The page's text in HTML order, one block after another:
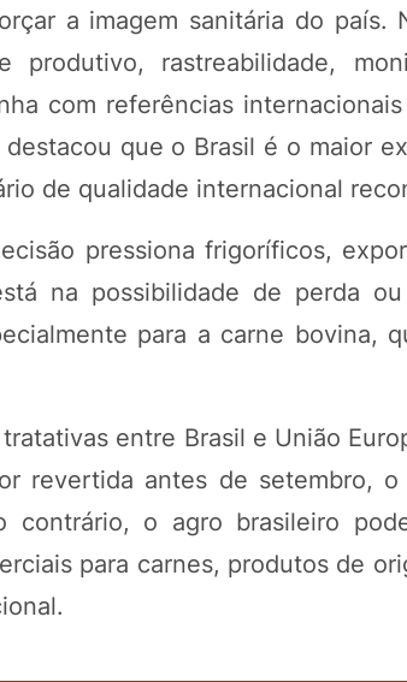
a imagem sanitária do país.
produtivo, rastreabilidade,
com referências
que o Brasil é o maior
de qualidade internacional
pressiona frigoríficos,
na possibilidade de perda
para a carne bovina,
entre Brasil e União
revertida antes de setembro,
contrário, o agro brasileiro
para carnes, produtos de